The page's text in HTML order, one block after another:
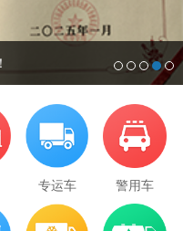
专运车 警用车